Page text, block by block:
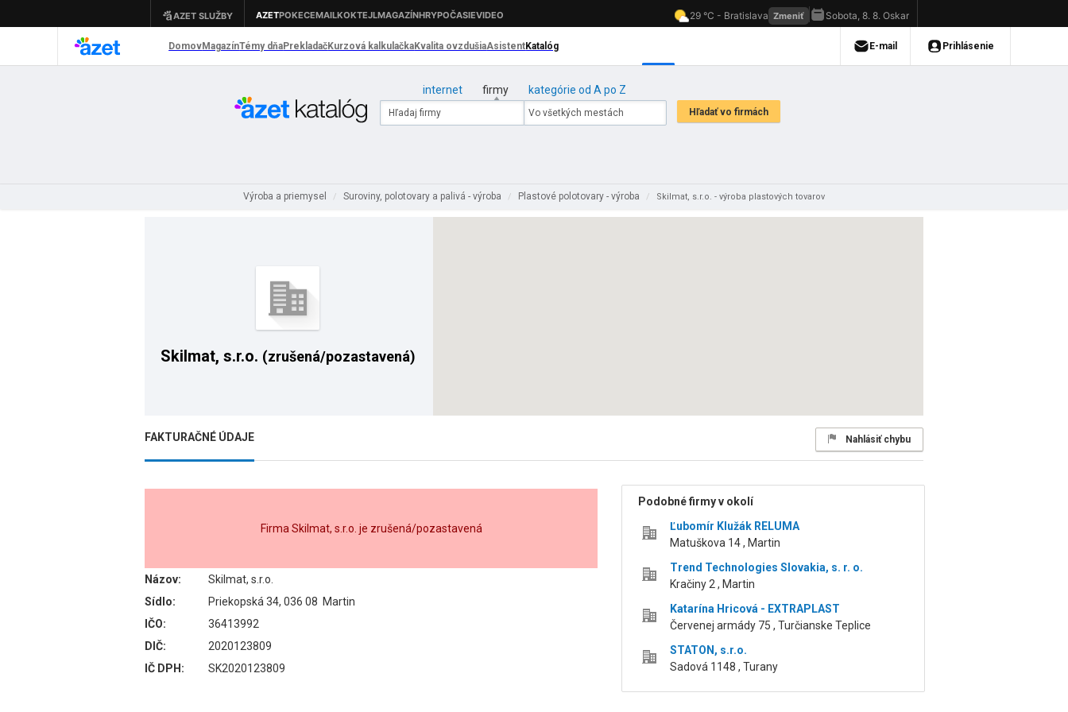
internet firmy kategórie od A po Z
Výroba a priemysel / Suroviny, polotovary a palivá - výroba / Plastové polotovary - výroba / Skilmat, s.r.o. - výroba plastových tovarov
Skilmat, s.r.o. (zrušená/pozastavená)
FAKTURAČNÉ ÚDAJE Nahlásiť chybu
Firma Skilmat, s.r.o. je zrušená/pozastavená
Názov:
Skilmat, s.r.o.
Sídlo:
Priekopská 34, 036 08 Martin
IČO:
36413992
DIČ:
2020123809
IČ DPH:
SK2020123809
Podobné firmy v okolí
Ľubomír Klužák RELUMA
Matuškova 14 , Martin
Trend Technologies Slovakia, s. r. o.
Kračiny 2 , Martin
Katarína Hricová - EXTRAPLAST
Červenej armády 75 , Turčianske Teplice
STATON, s.r.o.
Sadová 1148 , Turany